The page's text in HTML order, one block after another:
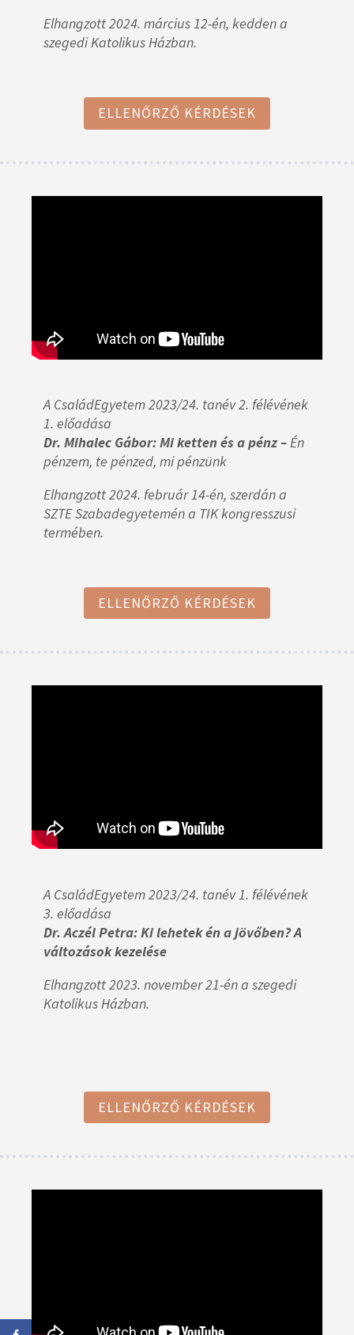
Elhangzott 2024. március 12-én, kedden a
szegedi Katolikus Házban.
ELLENŐRZŐ KÉRDÉSEK
A CsaládEgyetem 2023/24. tanév 2. félévének
1. előadása
Dr. Mihalec Gábor: Mi ketten és a pénz –Én
pénzem, te pénzed, mi pénzünk
Elhangzott 2024. február 14-én, szerdán a
SZTE Szabadegyetemén a TIK kongresszusi
termében.
ELLENŐRZŐ KÉRDÉSEK
A CsaládEgyetem 2023/24. tanév 1. félévének
3. előadása
Dr. Aczél Petra: Ki lehetek én a jövőben? A
változások kezelése
Elhangzott 2023. november 21-én a szegedi
Katolikus Házban.
ELLENŐRZŐ KÉRDÉSEK